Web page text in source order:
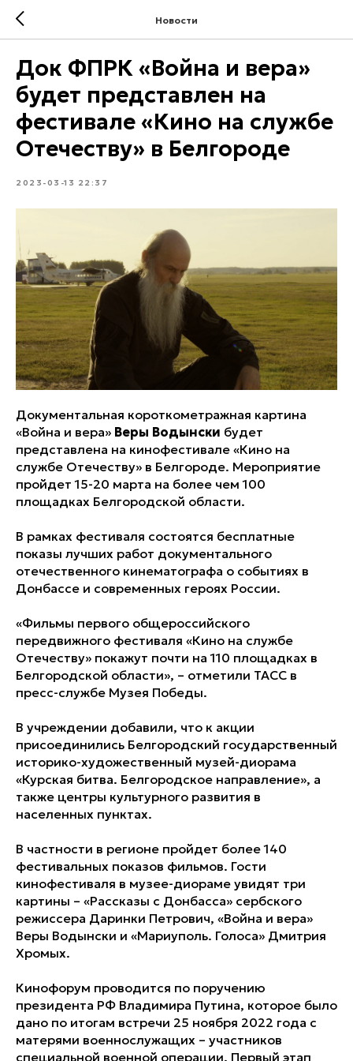
Новости
Док ФПРК «Война и вера»
будет представлен на
фестивале «Кино на службе
Отечеству» в Белгороде
2023-03-13 22:37
Документальная короткометражная картина
«Война и вера» Веры Водынски будет
представлена на кинофестивале «Кино на
службе Отечеству» в Белгороде. Мероприятие
пройдет 15-20 марта на более чем 100
площадках Белгородской области.
В рамках фестиваля состоятся бесплатные
показы лучших работ документального
отечественного кинематографа о событиях в
Донбассе и современных героях России.
«Фильмы первого общероссийского
передвижного фестиваля «Кино на службе
Отечеству» покажут почти на 110 площадках в
Белгородской области», – отметили ТАСС в
пресс-службе Музея Победы.
В учреждении добавили, что к акции
присоединились Белгородский государственный
историко-художественный музей-диорама
«Курская битва. Белгородское направление», а
также центры культурного развития в
населенных пунктах.
В частности в регионе пройдет более 140
фестивальных показов фильмов. Гости
кинофестиваля в музее-диораме увидят три
картины – «Рассказы с Донбасса» сербского
режиссера Даринки Петрович, «Война и вера»
Веры Водынски и «Мариуполь. Голоса» Дмитрия
Хромых.
Кинофорум проводится по поручению
президента РФ Владимира Путина, которое было
дано по итогам встречи 25 ноября 2022 года с
матерями военнослужащих – участников
специальной военной операции. Первый этап